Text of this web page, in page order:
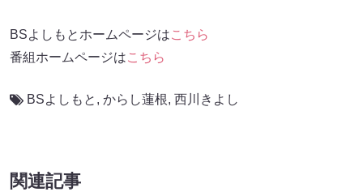
BSよしもとホームページはこちら
番組ホームページはこちら
BSよしもと , からし蓮根, 西川きよし
関連記事